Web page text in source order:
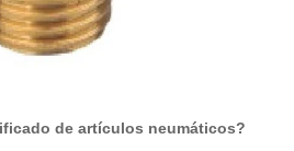
de artículos neumáticos?